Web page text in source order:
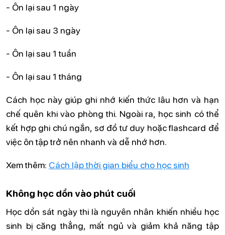
- Ôn lại sau 1 ngày
- Ôn lại sau 3 ngày
- Ôn lại sau 1 tuần
- Ôn lại sau 1 tháng
Cách học này giúp ghi nhớ kiến thức lâu hơn và hạn
chế quên khi vào phòng thi. Ngoài ra, học sinh có thể
kết hợp ghi chú ngắn, sơ đồ tư duy hoặc flashcard để
việc ôn tập trở nên nhanh và dễ nhớ hơn.
Xem thêm: Cách lập thời gian biểu cho học sinh
Không học dồn vào phút cuối
Học dồn sát ngày thi là nguyên nhân khiến nhiều học
sinh bị căng thẳng, mất ngủ và giảm khả năng tập